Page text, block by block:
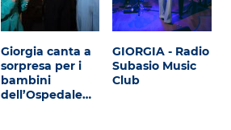
Giorgia canta a
sorpresa per i
bambini
dell’Ospedale…
GIORGIA - Radio
Subasio Music
Club